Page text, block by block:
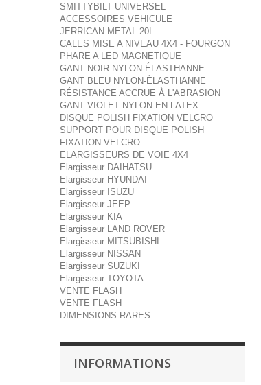
SMITTYBILT UNIVERSEL
ACCESSOIRES VEHICULE
JERRICAN METAL 20L
CALES MISE A NIVEAU 4X4 - FOURGON
PHARE A LED MAGNETIQUE
GANT NOIR NYLON-ÉLASTHANNE
GANT BLEU NYLON-ÉLASTHANNE
RÉSISTANCE ACCRUE À L'ABRASION
GANT VIOLET NYLON EN LATEX
DISQUE POLISH FIXATION VELCRO
SUPPORT POUR DISQUE POLISH
FIXATION VELCRO
ELARGISSEURS DE VOIE 4X4
Elargisseur DAIHATSU
Elargisseur HYUNDAI
Elargisseur ISUZU
Elargisseur JEEP
Elargisseur KIA
Elargisseur LAND ROVER
Elargisseur MITSUBISHI
Elargisseur NISSAN
Elargisseur SUZUKI
Elargisseur TOYOTA
VENTE FLASH
VENTE FLASH
DIMENSIONS RARES
INFORMATIONS